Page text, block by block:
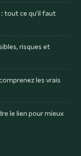
tout ce qu’il faut
risques et
les vrais
le lien pour mieux